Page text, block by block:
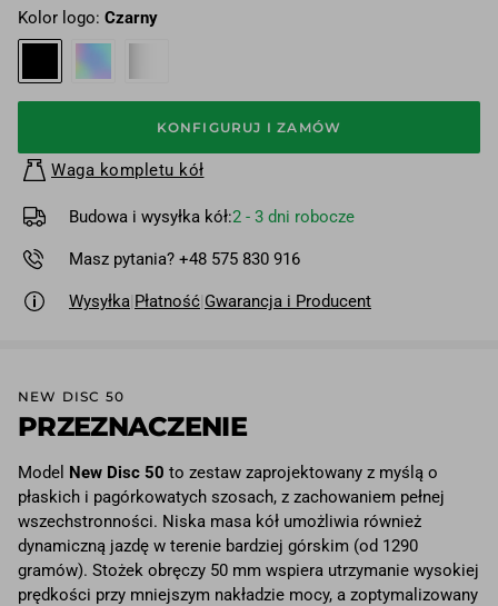
Kolor logo: Czarny
KONFIGURUJ I ZAMÓW
Waga kompletu kół
Budowa i wysyłka kół:2 - 3 dni robocze
Masz pytania? +48 575 830 916
Wysyłka|Płatność|Gwarancja i Producent
NEW DISC 50
PRZEZNACZENIE
Model New Disc 50 to zestaw zaprojektowany z myślą o
płaskich i pagórkowatych szosach, z zachowaniem pełnej
wszechstronności. Niska masa kół umożliwia również
dynamiczną jazdę w terenie bardziej górskim (od 1290
gramów). Stożek obręczy 50 mm wspiera utrzymanie wysokiej
prędkości przy mniejszym nakładzie mocy, a zoptymalizowany